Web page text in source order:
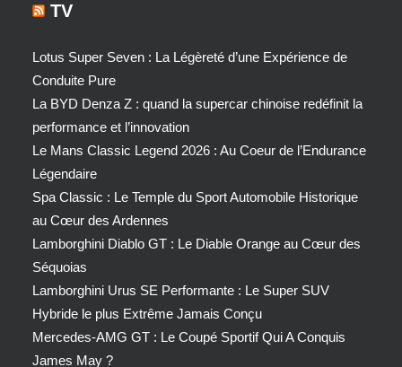
TV
Lotus Super Seven : La Légèreté d’une Expérience de
Conduite Pure
La BYD Denza Z : quand la supercar chinoise redéfinit la
performance et l’innovation
Le Mans Classic Legend 2026 : Au Coeur de l’Endurance
Légendaire
Spa Classic : Le Temple du Sport Automobile Historique
au Cœur des Ardennes
Lamborghini Diablo GT : Le Diable Orange au Cœur des
Séquoias
Lamborghini Urus SE Performante : Le Super SUV
Hybride le plus Extrême Jamais Conçu
Mercedes-AMG GT : Le Coupé Sportif Qui A Conquis
James May ?